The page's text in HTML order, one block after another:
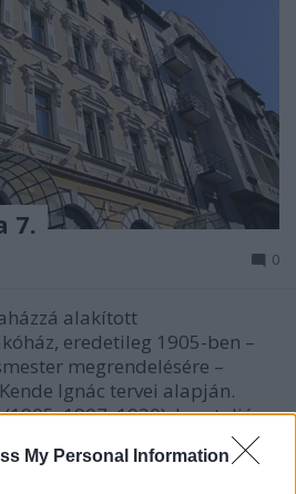
My Personal Information
7.
0
alakított
eredetileg 1905-ben –
megrendelésére –
Ignác tervei alapján.
1907, 1930), legutoljára